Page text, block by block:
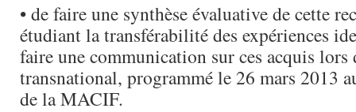
• de faire une synthèse évaluative de cette
étudiant la transférabilité des expériences
faire une communication sur ces acquis lors
transnational, programmé le 26 mars 2013
de la MACIF.